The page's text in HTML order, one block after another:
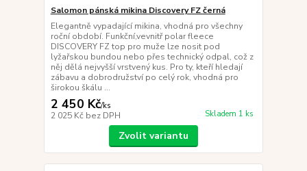
Salomon pánská mikina Discovery FZ černá
Elegantně vypadající mikina, vhodná pro všechny
roční období. Funkční,vevnitř polar fleece
DISCOVERY FZ top pro muže lze nosit pod
lyžařskou bundou nebo přes technický odpal, což z
něj dělá nejvyšší vrstvený kus. Pro ty, kteří hledají
zábavu a dobrodružství po celý rok, vhodná pro
širokou škálu ...
2 450 Kč/ks
2 025 Kč bez DPH Skladem 1 ks
Zvolit variantu